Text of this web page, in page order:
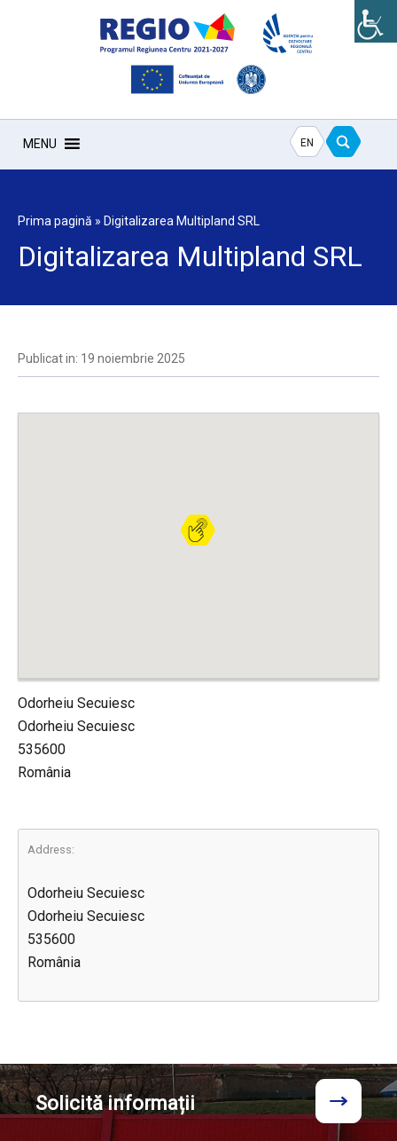
MENU EN
Prima pagină » Digitalizarea Multipland SRL
Digitalizarea Multipland SRL
Publicat in: 19 noiembrie 2025
Odorheiu Secuiesc
Odorheiu Secuiesc
535600
România
Address:
Odorheiu Secuiesc
Odorheiu Secuiesc
535600
România
Solicităinformații